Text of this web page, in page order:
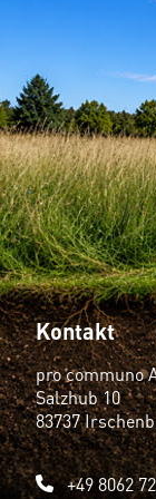
Kontakt
pro communo
Salzhub 10
83737
+49 8062